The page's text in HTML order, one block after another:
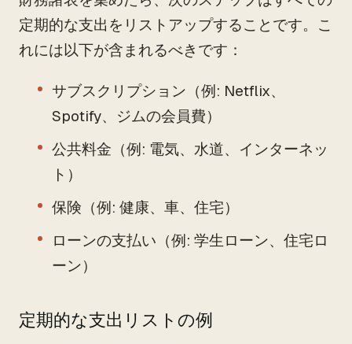
定期的な支出をリストアップすることです。こ
れには以下が含まれるべきです：
サブスクリプション（例: Netflix、
Spotify、ジムの会員費）
公共料金（例: 電気、水道、インターネッ
ト）
保険（例: 健康、車、住宅）
ローンの支払い（例: 学生ローン、住宅ロ
ーン）
定期的な支出リストの例